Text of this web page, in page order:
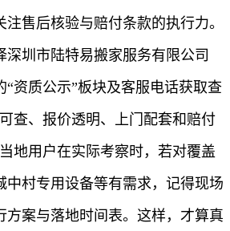
售后核验与赔付条款的执行力。
深圳市陆特易搬家服务有限公司
“资质公示”板块及客服电话获取查
查、报价透明、上门配套和赔付
地用户在实际考察时，若对覆盖
中村专用设备等有需求，记得现场
方案与落地时间表。这样，才算真